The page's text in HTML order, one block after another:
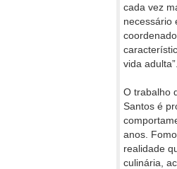
cada vez
necessário
vida adulta”.
O trabalho
Santos é
anos.
realidade
culinária,